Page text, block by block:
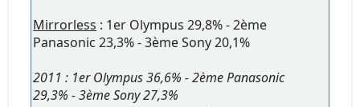
Mirrorless : 1er Olympus 29,8% - 2ème
Panasonic 23,3% - 3ème Sony 20,1%
2011 : 1er Olympus 36,6% - 2ème Panasonic
29,3% - 3ème Sony 27,3%